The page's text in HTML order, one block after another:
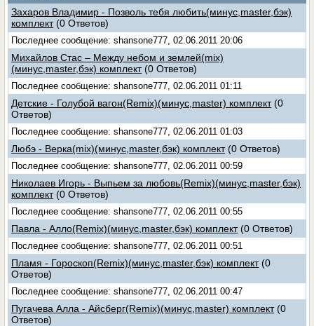
Захаров Владимир - Позволь тебя любить(минус,master,бэк)
комплект (0 Ответов)
Последнее сообщение: shansone777, 02.06.2011 20:06
Михайлов Стас – Между небом и землей(mix)
(минус,master,бэк) комплект (0 Ответов)
Последнее сообщение: shansone777, 02.06.2011 01:11
Детские - Голубой вагон(Remix)(минус,master) комплект (0
Ответов)
Последнее сообщение: shansone777, 02.06.2011 01:03
Любэ - Верка(mix)(минус,master,бэк) комплект (0 Ответов)
Последнее сообщение: shansone777, 02.06.2011 00:59
Николаев Игорь - Выпьем за любовь(Remix)(минус,master,бэк)
комплект (0 Ответов)
Последнее сообщение: shansone777, 02.06.2011 00:55
Павла - Алло(Remix)(минус,master,бэк) комплект (0 Ответов)
Последнее сообщение: shansone777, 02.06.2011 00:51
Пламя - Гороскоп(Remix)(минус,master,бэк) комплект (0
Ответов)
Последнее сообщение: shansone777, 02.06.2011 00:47
Пугачева Алла - Айсберг(Remix)(минус,master) комплект (0
Ответов)